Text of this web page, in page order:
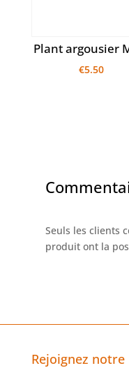
Plant argousier
€5.50
Seuls les clients
produit ont la
Rejoignez